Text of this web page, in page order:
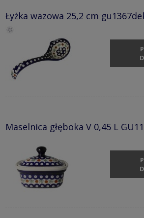
Łyżka wazowa 25,2 cm
Maselnica głęboka V 0,45 L